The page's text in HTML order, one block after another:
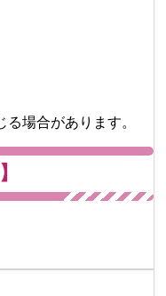
場合があります。